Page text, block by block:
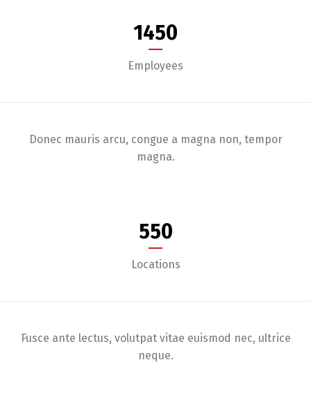
1450
Employees
Donec mauris arcu, congue a magna non, tempor
magna.
550
Locations
Fusce ante lectus, volutpat vitae euismod nec, ultrice
neque.